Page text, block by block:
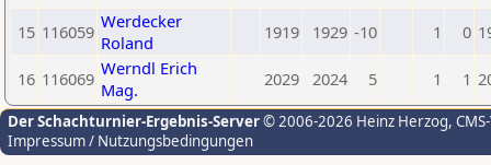
15 116059 Werdecker
Roland
1919 1929 -10 1 0
16 116069 Werndl Erich
Mag.
2029 2024 5 1 1
Der Schachturnier-Ergebnis-Server© 2006-2026 Heinz Herzog,
Impressum / Nutzungsbedingungen